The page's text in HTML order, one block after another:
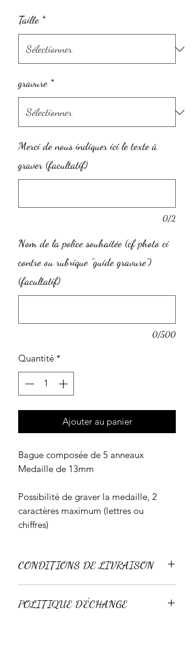
Taille *
gravure *
Merci de nous indiquer ici le texte à
graver (facultatif)
0/2
Nom de la police souhaitée (cf photo ci
contre ou rubrique "guide gravure")
(facultatif)
0/500
Quantité *
Ajouter au panier
Bague composée de 5 anneaux
Medaille de 13mm
Possibilité de graver la medaille, 2
caractères maximum (lettres ou
chiffres)
CONDITIONS DE LIVRAISON
Livraison express 24-48h
POLITIQUE D'ÉCHANGE